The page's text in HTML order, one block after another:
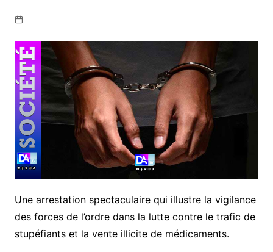
Une arrestation spectaculaire qui illustre la vigilance
des forces de l’ordre dans la lutte contre le trafic de
stupéfiants et la vente illicite de médicaments.